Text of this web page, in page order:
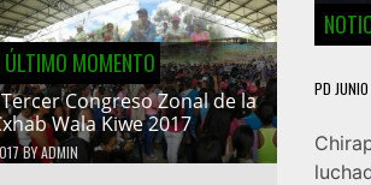
MOMENTO
Congreso Zonal de la
Wala Kiwe 2017
BYADMIN
PD